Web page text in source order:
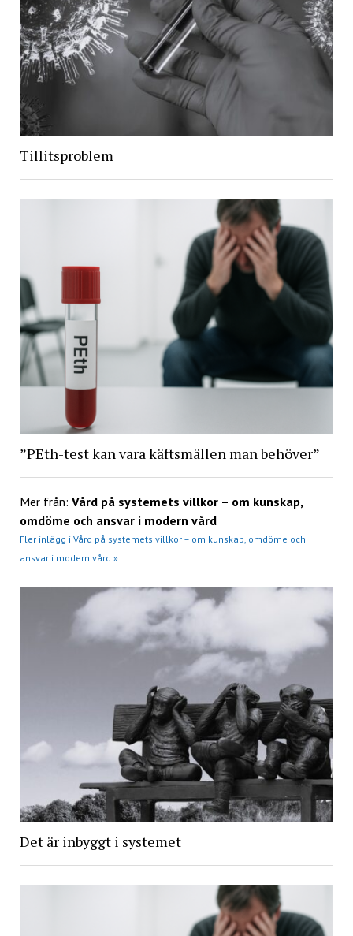
Tillitsproblem
”PEth-test kan vara käftsmällen man behöver”
Mer från: Vård på systemets villkor – om kunskap,
omdöme och ansvar i modern vård
Fler inlägg i Vård på systemets villkor – om kunskap, omdöme och
ansvar i modern vård »
Det är inbyggt i systemet